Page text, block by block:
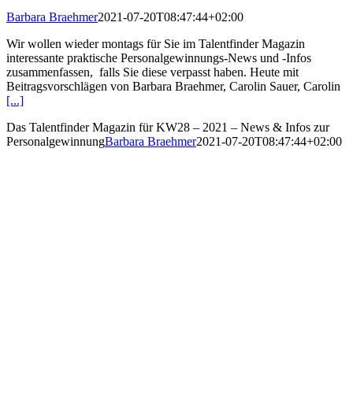
Barbara Braehmer2021-07-20T08:47:44+02:00
Wir wollen wieder montags für Sie im Talentfinder Magazin
interessante praktische Personalgewinnungs-News und -Infos
zusammenfassen, falls Sie diese verpasst haben. Heute mit
Beitragsvorschlägen von Barbara Braehmer, Carolin Sauer, Carolin
[...]
Das Talentfinder Magazin für KW28 – 2021 – News & Infos zur
PersonalgewinnungBarbara Braehmer2021-07-20T08:47:44+02:00